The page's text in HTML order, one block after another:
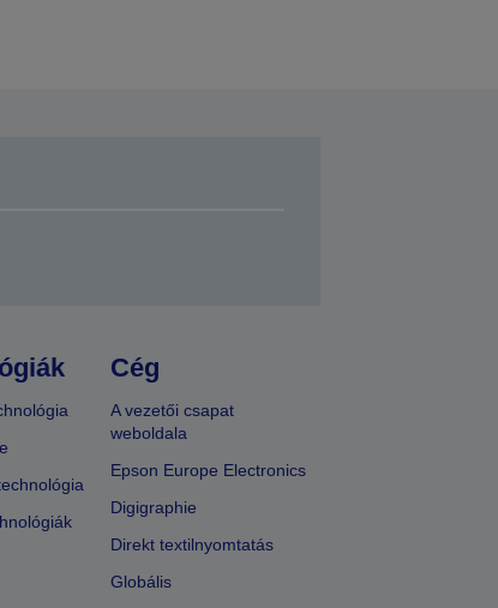
Cég
A vezetői csapat
weboldala
Epson Europe Electronics
Digigraphie
Direkt textilnyomtatás
Globális